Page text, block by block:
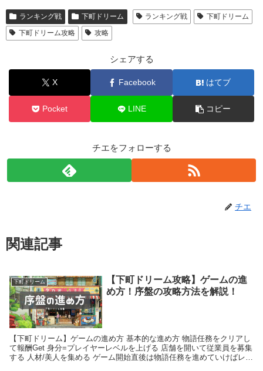
ランキング戦 下町ドリーム ランキング戦
下町ドリーム
下町ドリーム攻略
攻略
シェアする
X Facebook はてブ
Pocket LINE コピー
チエをフォローする
チエ
関連記事
下町ドリーム
【下町ドリーム攻略】ゲームの進
め方！序盤の攻略方法を解説！
【下町ドリーム】ゲームの進め方 基本的な進め方 物語任務をクリアし
て報酬Get 身分=プレイヤーレベルを上げる 店舗を開いて従業員を募集
する 人材/美人を集める ゲーム開始直後は物語任務を進めていけばレベ